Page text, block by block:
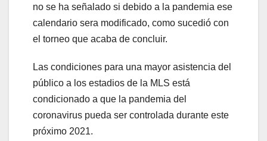
no se ha señalado si debido a la pandemia ese
calendario sera modificado, como sucedió con
el torneo que acaba de concluir.
Las condiciones para una mayor asistencia del
público a los estadios de la MLS está
condicionado a que la pandemia del
coronavirus pueda ser controlada durante este
próximo 2021.